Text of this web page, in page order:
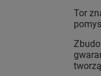
Tor